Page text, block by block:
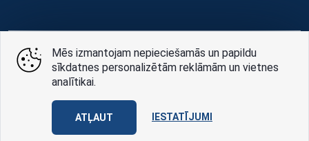
© Memorial Services, 2016 — 2026 pr3-g
Privātuma politikai
AABB TEAM
Mēs izmantojam nepieciešamās un papildu
sīkdatnes personalizētām reklāmām un vietnes
analītikai.
ATĻAUT IESTATĪJUMI